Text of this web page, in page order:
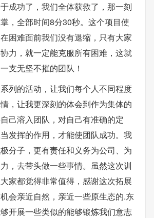
成功了，我们全体获救了，那一刻
，全部时间8分30秒。这个项目使
困难面前我们没有退缩，只有大家
力，就一定能克服所有困难，这就
支无坚不摧的团队！
列的活动，让我们每个人不同程度
，让我更深刻的体会到作为集体的
己溶入团队，对自己有准确的定
发挥的作用，才能使团队成功。我
分子，更有责任和义务为公司、为
，去带头做一些事情。虽然这次训
家都觉得非常值得，感谢这次拓展
会亲近自然，亲近一些原生态的.东
开展一些类似的能够锻炼我们意志